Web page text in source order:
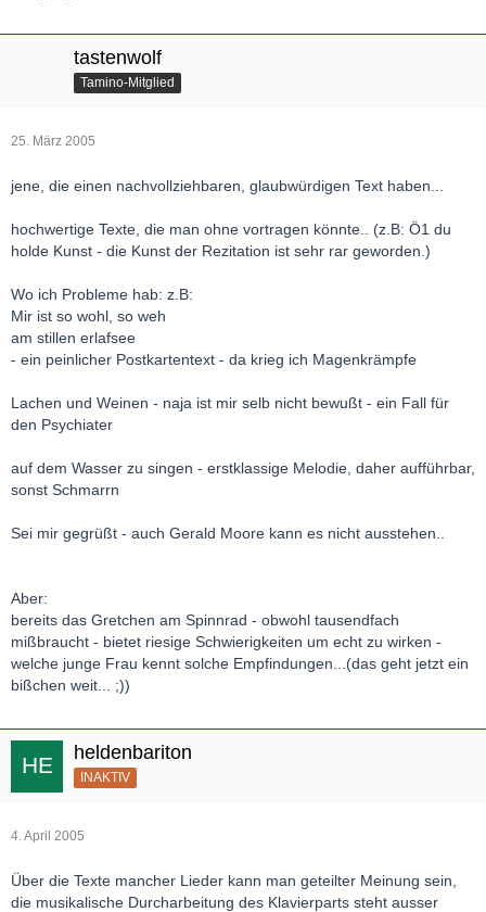
tastenwolf
Tamino-Mitglied
25. März 2005
jene, die einen nachvollziehbaren, glaubwürdigen Text haben...
hochwertige Texte, die man ohne vortragen könnte.. (z.B: Ö1 du
holde Kunst - die Kunst der Rezitation ist sehr rar geworden.)
Wo ich Probleme hab: z.B:
Mir ist so wohl, so weh
am stillen erlafsee
- ein peinlicher Postkartentext - da krieg ich Magenkrämpfe
Lachen und Weinen - naja ist mir selb nicht bewußt - ein Fall für
den Psychiater
auf dem Wasser zu singen - erstklassige Melodie, daher aufführbar,
sonst Schmarrn
Sei mir gegrüßt - auch Gerald Moore kann es nicht ausstehen..
Aber:
bereits das Gretchen am Spinnrad - obwohl tausendfach
mißbraucht - bietet riesige Schwierigkeiten um echt zu wirken -
welche junge Frau kennt solche Empfindungen...(das geht jetzt ein
bißchen weit... ;))
heldenbariton
INAKTIV
4. April 2005
Über die Texte mancher Lieder kann man geteilter Meinung sein,
die musikalische Durcharbeitung des Klavierparts steht ausser